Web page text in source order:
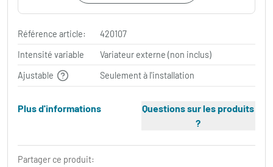
Référence article:
420107
Intensité variable
Variateur externe (non inclus)
Ajustable
Seulement à l'installation
Plus d'informations
Questions sur les produits
?
Partager ce produit: